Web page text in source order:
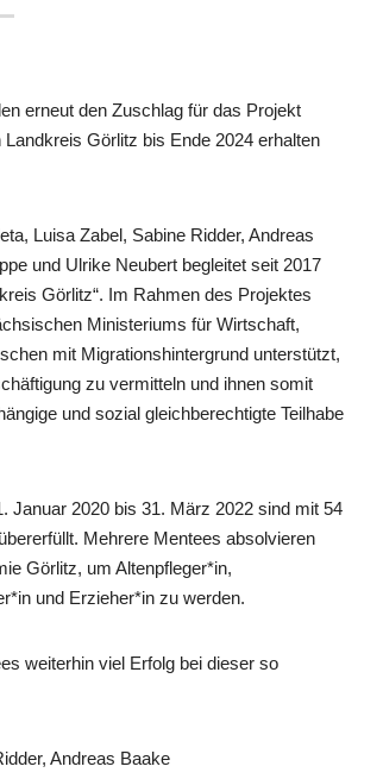
erneut den Zuschlag für das Projekt
Görlitz bis Ende 2024 erhalten
Luisa Zabel, Sabine Ridder, Andreas
und Ulrike Neubert begleitet seit 2017
Görlitz“. Im Rahmen des Projektes
Ministeriums für Wirtschaft,
mit Migrationshintergrund unterstützt,
zu vermitteln und ihnen somit
und sozial gleichberechtigte Teilhabe
Januar 2020 bis 31. März 2022 sind mit 54
Mehrere Mentees absolvieren
Görlitz, um Altenpfleger*in,
und Erzieher*in zu werden.
weiterhin viel Erfolg bei dieser so
Andreas Baake